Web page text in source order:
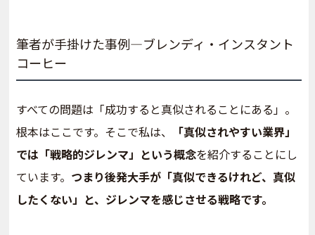
筆者が手掛けた事例―ブレンディ・インスタント
コーヒー
すべての問題は「成功すると真似されることにある」。
根本はここです。そこで私は、
「真似されやすい業界」
では「戦略的ジレンマ」という概念を紹介することにし
ています。 つまり後発大手が「真似できるけれど、真似
したくない」と、ジレンマを感じさせる戦略です。